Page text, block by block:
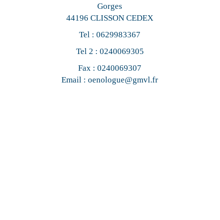
Gorges
44196 CLISSON CEDEX
Tel :0629983367
Tel 2 : 0240069305
Fax : 0240069307
Email :oenologue@gmvl.fr